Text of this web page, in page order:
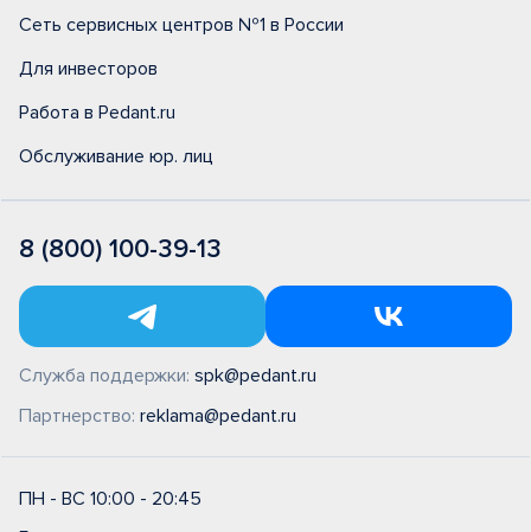
Сеть сервисных центров №1 в России
Для инвесторов
Работа в Pedant.ru
Обслуживание юр. лиц
8 (800) 100-39-13
Служба поддержки: spk@pedant.ru
Партнерство: reklama@pedant.ru
ПН - ВС 10:00 - 20:45